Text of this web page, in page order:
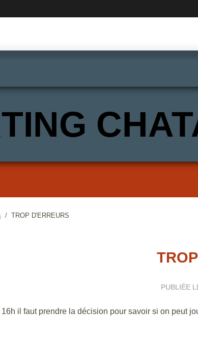
TROP D'ERREURS
PUBLIÉE
il faut prendre la décision pour savoir si on peut